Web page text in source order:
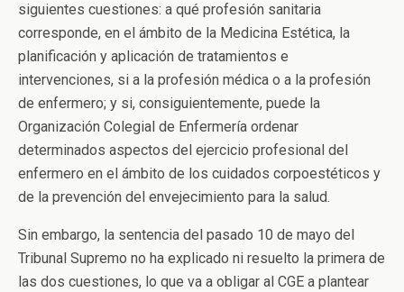
siguientes cuestiones: a qué profesión sanitaria
corresponde, en el ámbito de la Medicina Estética, la
planificación y aplicación de tratamientos e
intervenciones, si a la profesión médica o a la profesión
de enfermero; y si, consiguientemente, puede la
Organización Colegial de Enfermería ordenar
determinados aspectos del ejercicio profesional del
enfermero en el ámbito de los cuidados corpoestéticos y
de la prevención del envejecimiento para la salud.
Sin embargo, la sentencia del pasado 10 de mayo del
Tribunal Supremo no ha explicado ni resuelto la primera de
las dos cuestiones, lo que va a obligar al CGE a plantear